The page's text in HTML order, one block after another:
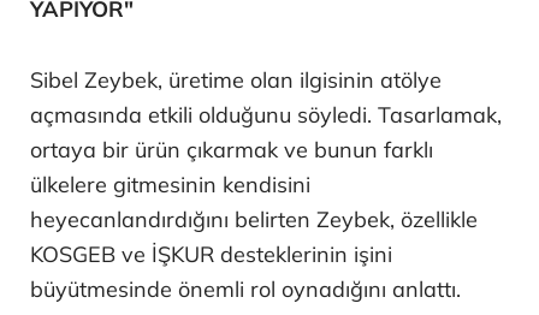
YAPIYOR"
Sibel Zeybek, üretime olan ilgisinin atölye
açmasında etkili olduğunu söyledi. Tasarlamak,
ortaya bir ürün çıkarmak ve bunun farklı
ülkelere gitmesinin kendisini
heyecanlandırdığını belirten Zeybek, özellikle
KOSGEB ve İŞKUR desteklerinin işini
büyütmesinde önemli rol oynadığını anlattı.